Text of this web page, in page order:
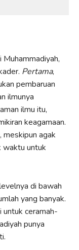
Pertama,
pembaruan
ilmunya
ilmu itu,
keagamaan.
meskipun agak
waktu untuk
di bawah
yang banyak.
untuk ceramah-
punya